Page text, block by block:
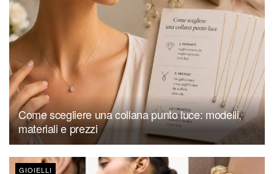
Come scegliere una collana punto luce: modelli,
materiali e prezzi
GIOIELLI